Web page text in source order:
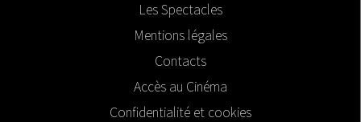
Les Spectacles
Mentions légales
Contacts
Accès au Cinéma
Confidentialité et cookies